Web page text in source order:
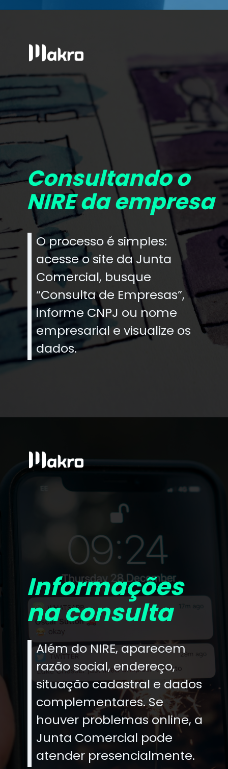
Consultando o
NIRE da empresa
O processo é simples:
acesse o site da Junta
Comercial, busque
“Consulta de Empresas”,
informe CNPJ ou nome
empresarial e visualize os
dados.
Informações
na consulta
Além do NIRE, aparecem
razão social, endereço,
situação cadastral e dados
complementares. Se
houver problemas online, a
Junta Comercial pode
atender presencialmente.